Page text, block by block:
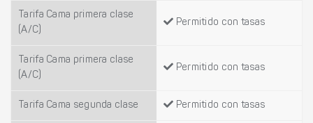
Tarifa Cama primera clase
(A/C)
Permitido con tasas
Tarifa Cama primera clase
(A/C)
Permitido con tasas
Tarifa Cama segunda clase Permitido con tasas